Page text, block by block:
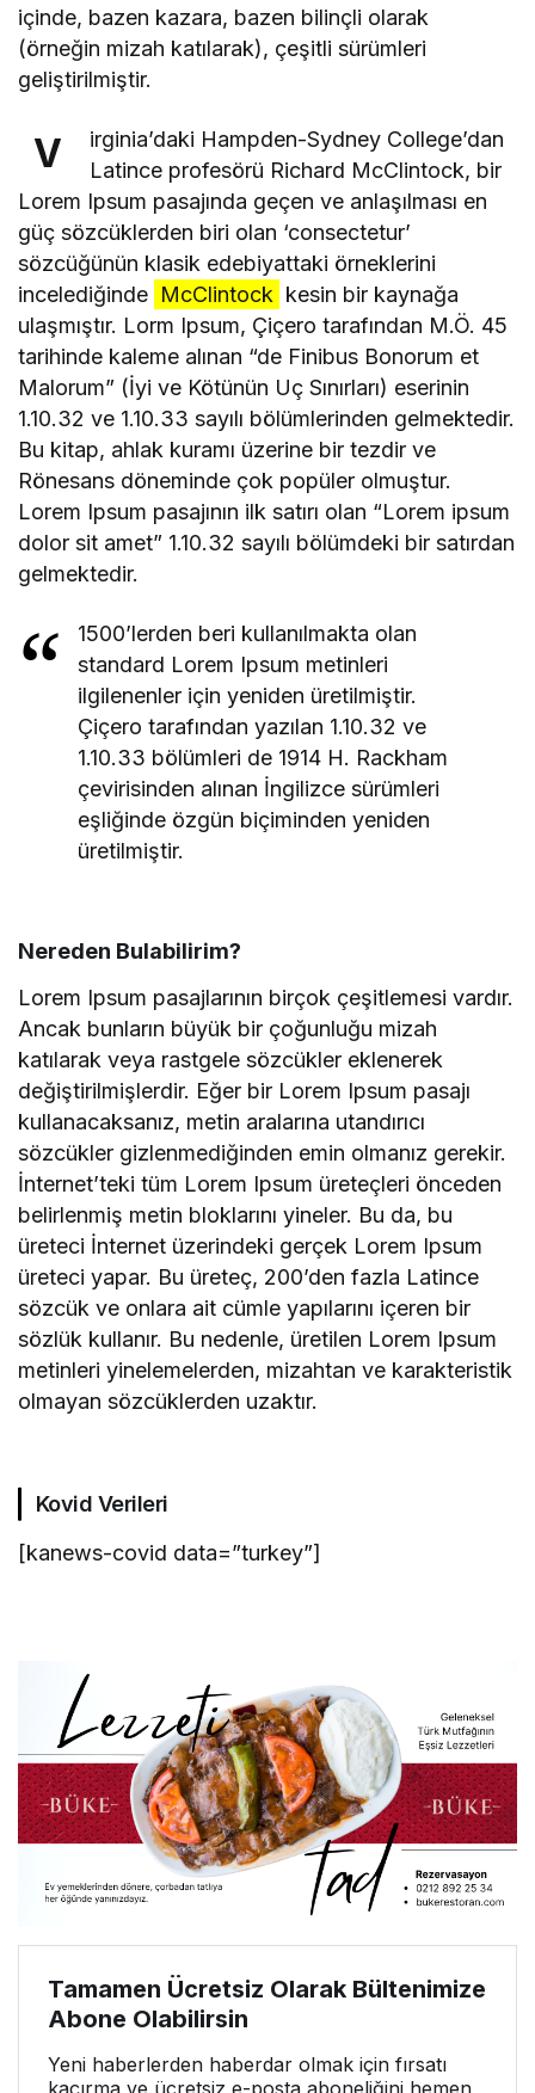
içinde, bazen kazara, bazen bilinçli olarak
(örneğin mizah katılarak), çeşitli sürümleri
geliştirilmiştir.
V
irginia’daki Hampden-Sydney College’dan
Latince profesörü Richard McClintock, bir
Lorem Ipsum pasajında geçen ve anlaşılması en
güç sözcüklerden biri olan ‘consectetur’
sözcüğünün klasik edebiyattaki örneklerini
incelediğinde McClintock kesin bir kaynağa
ulaşmıştır. Lorm Ipsum, Çiçero tarafından M.Ö. 45
tarihinde kaleme alınan “de Finibus Bonorum et
Malorum” (İyi ve Kötünün Uç Sınırları) eserinin
1.10.32 ve 1.10.33 sayılı bölümlerinden gelmektedir.
Bu kitap, ahlak kuramı üzerine bir tezdir ve
Rönesans döneminde çok popüler olmuştur.
Lorem Ipsum pasajının ilk satırı olan “Lorem ipsum
dolor sit amet” 1.10.32 sayılı bölümdeki bir satırdan
gelmektedir.
1500’lerden beri kullanılmakta olan
standard Lorem Ipsum metinleri
ilgilenenler için yeniden üretilmiştir.
Çiçero tarafından yazılan 1.10.32 ve
1.10.33 bölümleri de 1914 H. Rackham
çevirisinden alınan İngilizce sürümleri
eşliğinde özgün biçiminden yeniden
üretilmiştir.
Nereden Bulabilirim?
Lorem Ipsum pasajlarının birçok çeşitlemesi vardır.
Ancak bunların büyük bir çoğunluğu mizah
katılarak veya rastgele sözcükler eklenerek
değiştirilmişlerdir. Eğer bir Lorem Ipsum pasajı
kullanacaksanız, metin aralarına utandırıcı
sözcükler gizlenmediğinden emin olmanız gerekir.
İnternet’teki tüm Lorem Ipsum üreteçleri önceden
belirlenmiş metin bloklarını yineler. Bu da, bu
üreteci İnternet üzerindeki gerçek Lorem Ipsum
üreteci yapar. Bu üreteç, 200’den fazla Latince
sözcük ve onlara ait cümle yapılarını içeren bir
sözlük kullanır. Bu nedenle, üretilen Lorem Ipsum
metinleri yinelemelerden, mizahtan ve karakteristik
olmayan sözcüklerden uzaktır.
Kovid Verileri
[kanews-covid data=”turkey”]
Tamamen Ücretsiz Olarak Bültenimize
Abone Olabilirsin
Yeni haberlerden haberdar olmak için fırsatı
kaçırma ve ücretsiz e-posta aboneliğini hemen